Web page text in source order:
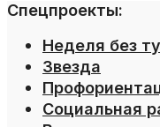
Спецпроекты:
Неделя без
Звезда
Социальная